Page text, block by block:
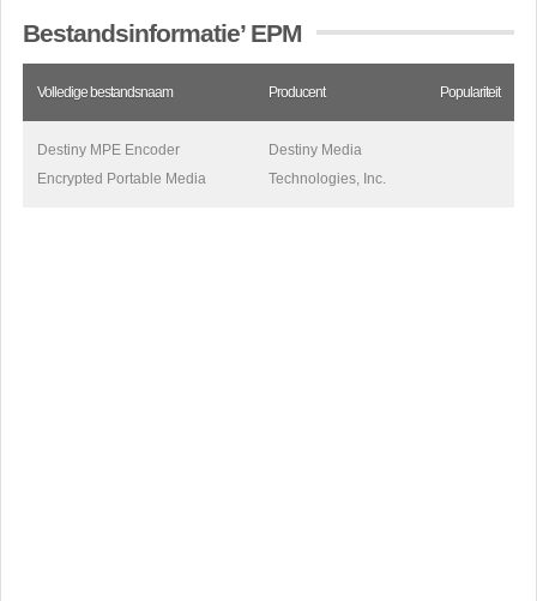
Bestandsinformatie’ EPM
Volledige bestandsnaam Producent Populariteit
Destiny MPE Encoder
Encrypted Portable Media
Destiny Media
Technologies, Inc.